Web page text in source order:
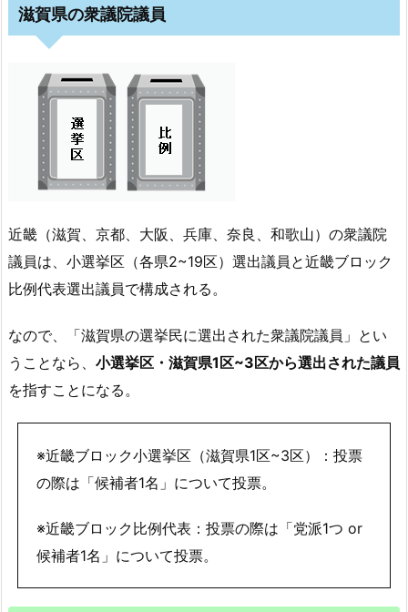
滋賀県の衆議院議員
近畿（滋賀、京都、大阪、兵庫、奈良、和歌山） の衆議院
議員は、小選挙区（各県2~19区）選出議員と近畿ブロック
比例代表選出議員で構成される。
なので、「滋賀県の選挙民に選出された衆議院議員」とい
うことなら、 小選挙区・滋賀県1区~3区から選出された議員
を指すことになる。
※近畿ブロック小選挙区（滋賀県1区~3区）：投票
の際は「候補者1名」について投票。
※近畿ブロック比例代表：投票の際は「党派1つ or
候補者1名」について投票。